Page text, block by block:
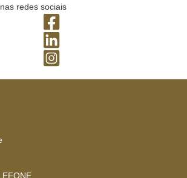
nas redes sociais